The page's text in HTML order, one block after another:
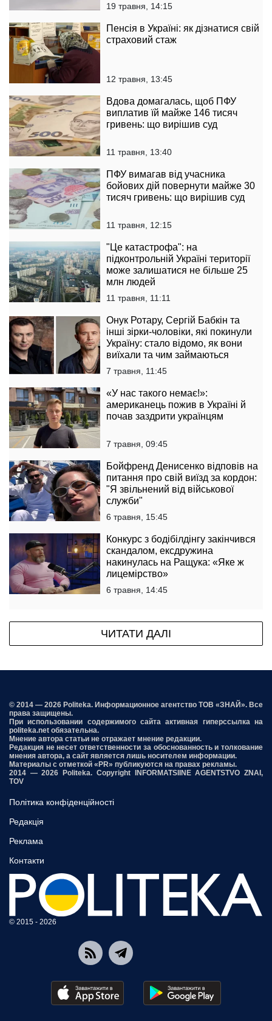
19 травня, 14:15
Пенсія в Україні: як дізнатися свій
страховий стаж
12 травня, 13:45
Вдова домагалась, щоб ПФУ
виплатив їй майже 146 тисяч
гривень: що вирішив суд
11 травня, 13:40
ПФУ вимагав від учасника
бойових дій повернути майже 30
тисяч гривень: що вирішив суд
11 травня, 12:15
"Це катастрофа": на
підконтрольній Україні території
може залишатися не більше 25
млн людей
11 травня, 11:11
Онук Ротару, Сергій Бабкін та
інші зірки-чоловіки, які покинули
Україну: стало відомо, як вони
виїхали та чим займаються
7 травня, 11:45
«У нас такого немає!»:
американець пожив в Україні й
почав заздрити українцям
7 травня, 09:45
Бойфренд Денисенко відповів на
питання про свій виїзд за кордон:
"Я звільнений від військової
служби"
6 травня, 15:45
Конкурс з бодібілдінгу закінчився
скандалом, ексдружина
накинулась на Ращука: «Яке ж
лицемірство»
6 травня, 14:45
ЧИТАТИ ДАЛІ
© 2014 — 2026 Politeka. Информационное агентство ТОВ «ЗНАЙ». Все
права защищены.
При использовании содержимого сайта активная гиперссылка на
politeka.net обязательна.
Мнение автора статьи не отражает мнение редакции.
Редакция не несет ответственности за обоснованность и толкование
мнения автора, а сайт является лишь носителем информации.
Материалы с отметкой «PR» публикуются на правах рекламы.
2014 — 2026 Politeka. Copyright INFORMATSIINE AGENTSTVO ZNAI,
TOV
Політика конфіденційності
Редакція
Реклама
Контакти
© 2015 - 2026